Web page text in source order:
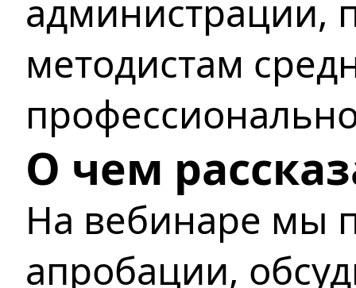
администрации,
методистам
О чем
На вебинаре мы
апробации,